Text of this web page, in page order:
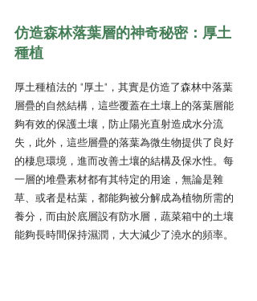
仿造森林落葉層的神奇秘密：厚土
種植
厚土種植法的 "厚土"，其實是仿造了森林中落葉
層疊的自然結構，這些覆蓋在土壤上的落葉層能
夠有效的保護土壤，防止陽光直射造成水分流
失，此外，這些層疊的落葉為微生物提供了良好
的棲息環境，進而改善土壤的結構及保水性。每
一層的堆疊素材都有其特定的用途，無論是雜
草、或者是枯葉，都能夠被分解成為植物所需的
養分，而由於底層設有防水層，蔬菜箱中的土壤
能夠長時間保持濕潤，大大減少了澆水的頻率。